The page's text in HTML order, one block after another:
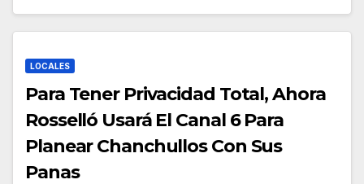
LOCALES
Para Tener Privacidad Total, Ahora
Rosselló Usará El Canal 6 Para
Planear Chanchullos Con Sus
Panas